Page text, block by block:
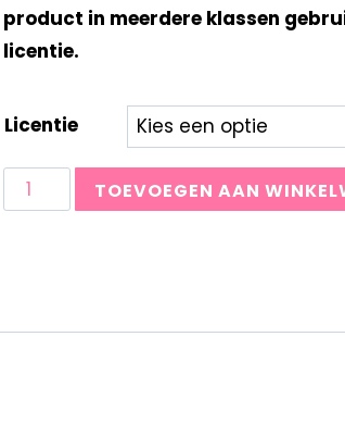
product in meerdere klassen
licentie.
Licentie
TOEVOEGEN AAN